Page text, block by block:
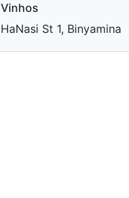
Vinhos
HaNasi St 1, Binyamina